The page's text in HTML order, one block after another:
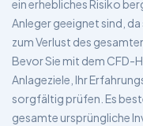
ein erhebliches Risiko
Anleger geeignet sind,
zum Verlust des
Bevor Sie mit dem CFD-
Anlageziele, Ihr
sorgfältig prüfen. Es
gesamte ursprüngliche